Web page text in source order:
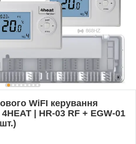
WiFI керування
| HR-03 RF + EGW-01